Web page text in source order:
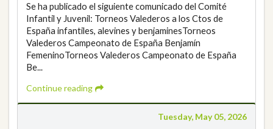
Se ha publicado el siguiente comunicado del Comité
Infantil y Juvenil: Torneos Valederos a los Ctos de
España infantiles, alevines y benjaminesTorneos
Valederos Campeonato de España Benjamín
FemeninoTorneos Valederos Campeonato de España
Be...
Continue reading
Tuesday, May 05, 2026